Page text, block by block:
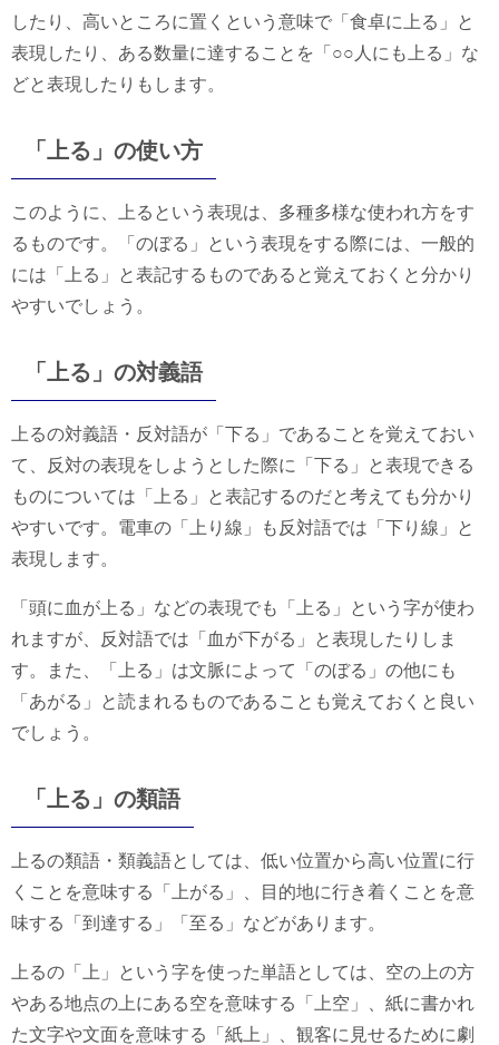
したり、高いところに置くという意味で「食卓に上る」と
表現したり、ある数量に達することを「○○人にも上る」な
どと表現したりもします。
「上る」の使い方
このように、上るという表現は、多種多様な使われ方をす
るものです。「のぼる」という表現をする際には、一般的
には「上る」と表記するものであると覚えておくと分かり
やすいでしょう。
「上る」の対義語
上るの対義語・反対語が「下る」であることを覚えておい
て、反対の表現をしようとした際に「下る」と表現できる
ものについては「上る」と表記するのだと考えても分かり
やすいです。電車の「上り線」も反対語では「下り線」と
表現します。
「頭に血が上る」などの表現でも「上る」という字が使わ
れますが、反対語では「血が下がる」と表現したりしま
す。また、「上る」は文脈によって「のぼる」の他にも
「あがる」と読まれるものであることも覚えておくと良い
でしょう。
「上る」の類語
上るの類語・類義語としては、低い位置から高い位置に行
くことを意味する「上がる」、目的地に行き着くことを意
味する「到達する」「至る」などがあります。
上るの「上」という字を使った単語としては、空の上の方
やある地点の上にある空を意味する「上空」、紙に書かれ
た文字や文面を意味する「紙上」、観客に見せるために劇